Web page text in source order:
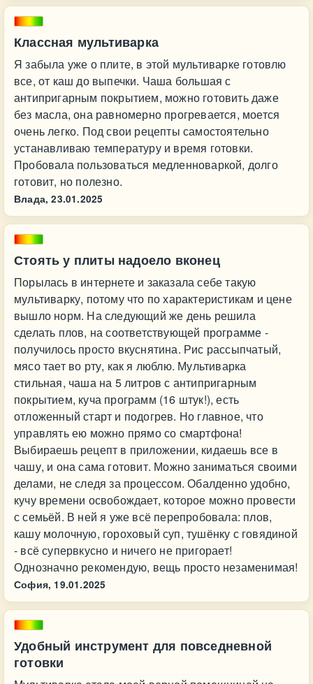
Классная мультиварка
Я забыла уже о плите, в этой мультиварке готовлю
все, от каш до выпечки. Чаша большая с
антипригарным покрытием, можно готовить даже
без масла, она равномерно прогревается, моется
очень легко. Под свои рецепты самостоятельно
устанавливаю температуру и время готовки.
Пробовала пользоваться медленноваркой, долго
готовит, но полезно.
Влада, 23.01.2025
Стоять у плиты надоело вконец
Порылась в интернете и заказала себе такую
мультиварку, потому что по характеристикам и цене
вышло норм. На следующий же день решила
сделать плов, на соответствующей программе -
получилось просто вкуснятина. Рис рассыпчатый,
мясо тает во рту, как я люблю. Мультиварка
стильная, чаша на 5 литров с антипригарным
покрытием, куча программ (16 штук!), есть
отложенный старт и подогрев. Но главное, что
управлять ею можно прямо со смартфона!
Выбираешь рецепт в приложении, кидаешь все в
чашу, и она сама готовит. Можно заниматься своими
делами, не следя за процессом. Обалденно удобно,
кучу времени освобождает, которое можно провести
с семьёй. В ней я уже всё перепробовала: плов,
кашу молочную, гороховый суп, тушёнку с говядиной
- всё супервкусно и ничего не пригорает!
Однозначно рекомендую, вещь просто незаменимая!
София, 19.01.2025
Удобный инструмент для повседневной
готовки